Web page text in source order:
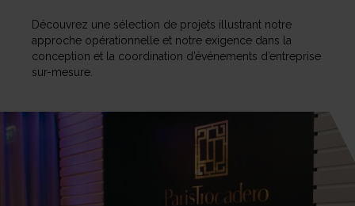
Découvrez une sélection de projets illustrant notre
approche opérationnelle et notre exigence dans la
conception et la coordination d’événements d’entreprise
sur-mesure.